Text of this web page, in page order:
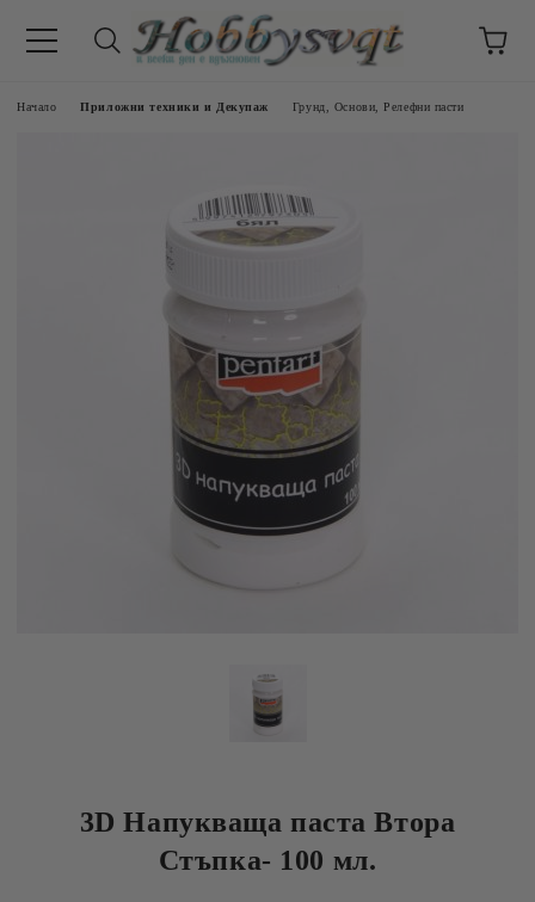
Начало Приложни техники и Декупаж Грунд, Основи, Релефни пасти
3D Напукваща паста Втора
Стъпка- 100 мл.